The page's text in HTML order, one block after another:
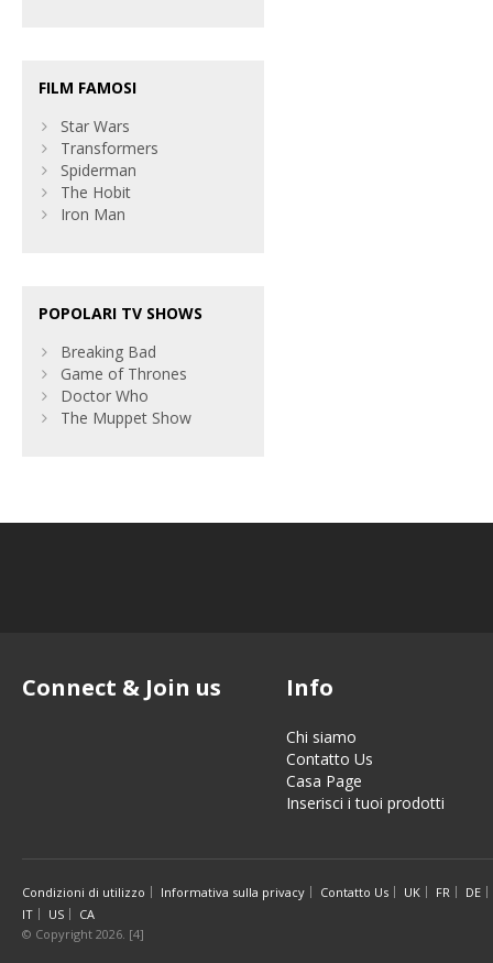
FILM FAMOSI
Star Wars
Transformers
Spiderman
The Hobit
Iron Man
POPOLARI TV SHOWS
Breaking Bad
Game of Thrones
Doctor Who
The Muppet Show
Connect & Join us Info
Chi siamo
Contatto Us
Casa Page
Inserisci i tuoi prodotti
Condizioni di utilizzo Informativa sulla privacy Contatto Us UK FR
DE
IT
US
CA
© Copyright 2026. [4]